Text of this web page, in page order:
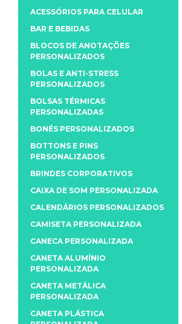
ACESSÓRIOS PARA CELULAR
BAR E BEBIDAS
BLOCOS DE ANOTAÇÕES
PERSONALIZADOS
BOLAS E ANTI-STRESS
PERSONALIZADOS
BOLSAS TÉRMICAS
PERSONALIZADAS
BONÉS PERSONALIZADOS
BOTTONS E PINS
PERSONALIZADOS
BRINDES CORPORATIVOS
CAIXA DE SOM PERSONALIZADA
CALENDÁRIOS PERSONALIZADOS
CAMISETA PERSONALIZADA
CANECA PERSONALIZADA
CANETA ALUMÍNIO
PERSONALIZADA
CANETA METÁLICA
PERSONALIZADA
CANETA PLÁSTICA